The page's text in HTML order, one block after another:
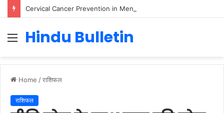
Menu
Hindu Bulletin
Home /राशिफल
राशिफल